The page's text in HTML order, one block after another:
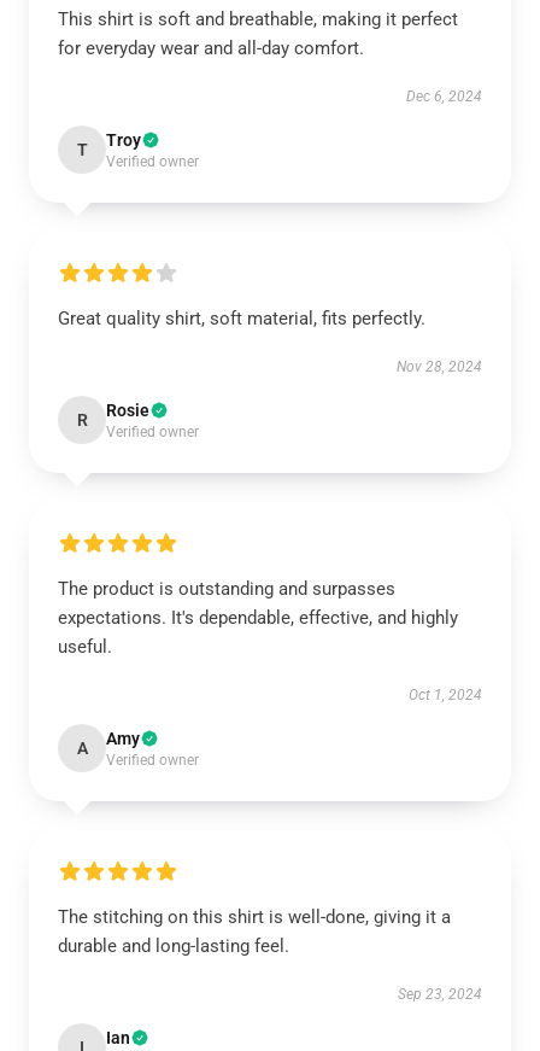
This shirt is soft and breathable, making it perfect
for everyday wear and all-day comfort.
Dec 6, 2024
T Troy
Verified owner
Great quality shirt, soft material, fits perfectly.
Nov 28, 2024
R Rosie
Verified owner
The product is outstanding and surpasses
expectations. It's dependable, effective, and highly
useful.
Oct 1, 2024
A Amy
Verified owner
The stitching on this shirt is well-done, giving it a
durable and long-lasting feel.
Sep 23, 2024
Ian